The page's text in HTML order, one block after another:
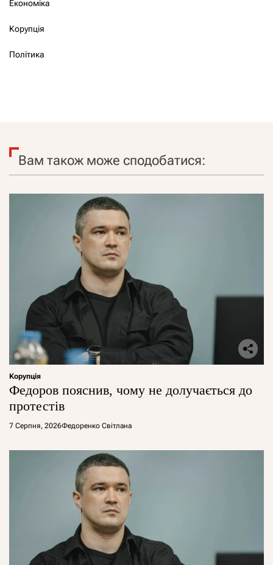
Економіка
Корупція
Політика
Вам також може сподобатися:
Корупція
Федоров пояснив, чому не долучається до
протестів
7 Серпня, 2026Федоренко Світлана